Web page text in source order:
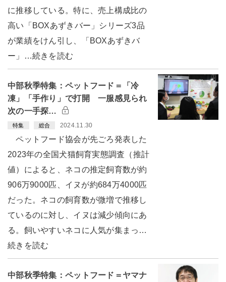
に推移している。特に、売上構成比の
高い「BOXあずきバー」シリーズ3品
が業績をけん引し、「BOXあずきバ
ー」…続きを読む
中部秋季特集：ペットフード＝「冷
凍」「手作り」で打開 一服感見られ
次の一手探…
特集 総合 2024.11.30
ペットフード協会が先ごろ発表した
2023年の全国犬猫飼育実態調査（推計
値）によると、ネコの推定飼育数が約
906万9000匹、イヌが約684万4000匹
だった。ネコの飼育数が微増で推移し
ているのに対し、イヌは減少傾向にあ
る。飼いやすいネコに人気が集まっ…
続きを読む
中部秋季特集：ペットフード＝ヤマナ